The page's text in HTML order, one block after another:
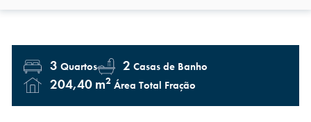
3 Quartos 2 Casas de Banho
204,40 m2 Área Total Fração